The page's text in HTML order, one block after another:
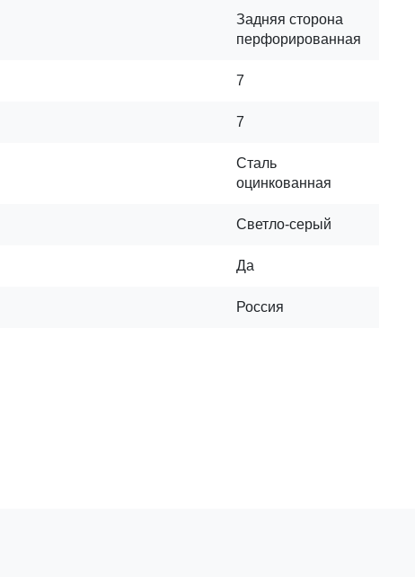
Задняя сторона
перфорированная
7
7
Сталь
оцинкованная
Светло-серый
Да
Россия